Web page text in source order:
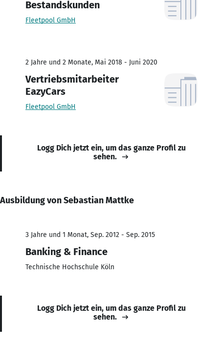
Bestandskunden
Fleetpool GmbH
2 Jahre und 2 Monate, Mai 2018 - Juni 2020
Vertriebsmitarbeiter
EazyCars
Fleetpool GmbH
Logg Dich jetzt ein, um das ganze Profil zu
sehen.
Ausbildung von Sebastian Mattke
3 Jahre und 1 Monat, Sep. 2012 - Sep. 2015
Banking & Finance
Technische Hochschule Köln
Logg Dich jetzt ein, um das ganze Profil zu
sehen.